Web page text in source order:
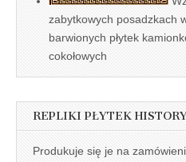
zabytkowych posadzkach
barwionych płytek
cokołowych
REPLIKI PŁYTEK
Produkuje się je na